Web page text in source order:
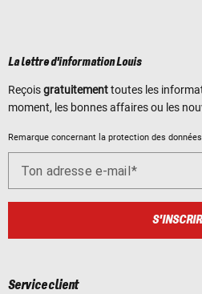
La lettre d'information Louis
Reçoisgratuitementtoutes les
moment, les bonnes affaires ou les
Remarque concernant la protection des données
Ton adresse e-mail
Service client